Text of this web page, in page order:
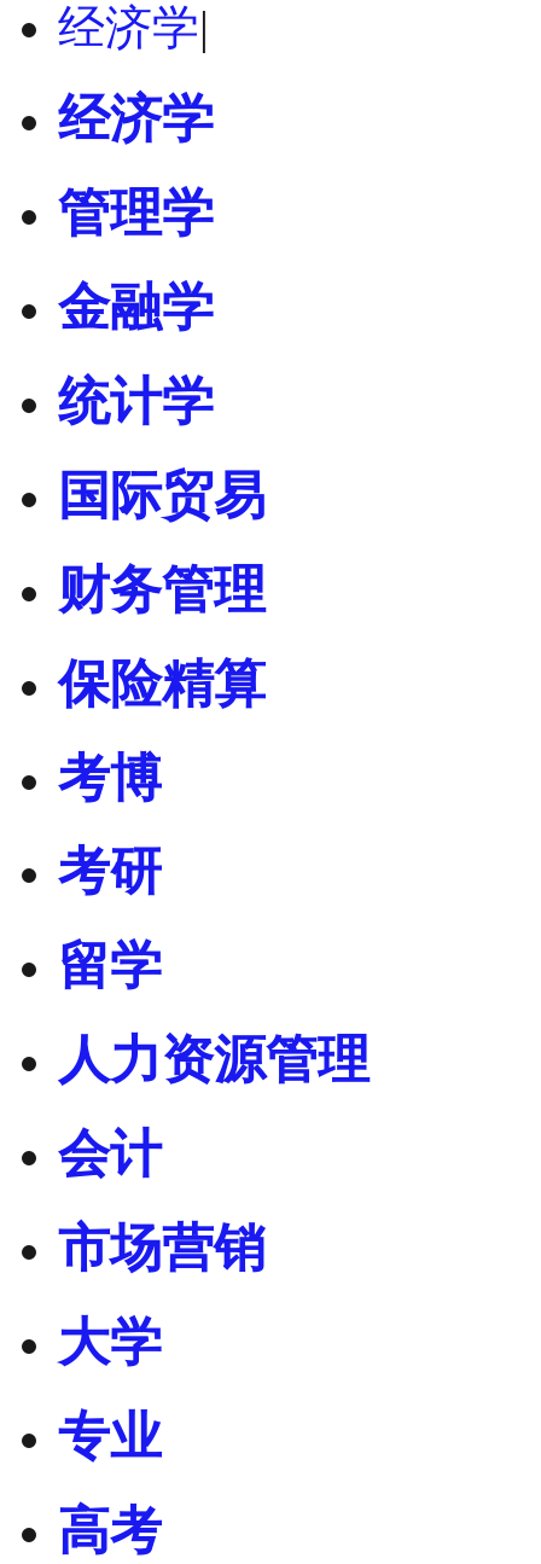
经济学|
经济学
管理学
金融学
统计学
国际贸易
财务管理
保险精算
考博
考研
留学
人力资源管理
会计
市场营销
大学
专业
高考